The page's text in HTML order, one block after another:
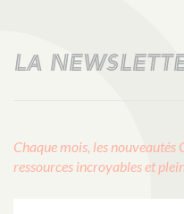
LA
Chaque mois, les nouveautés
ressources incroyables et